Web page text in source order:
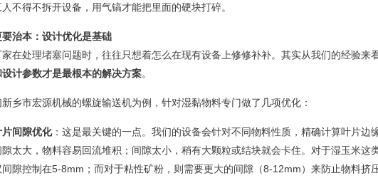
人不得不拆开设备，用气镐才能把里面的硬块打碎。
治本：设计优化是基础
在处理堵塞问题时，往往只想着怎么在现有设备上修修补补。其实从我们的经验来
计参数才是最根本的解决方案。
新乡市宏源机械的螺旋输送机为例，针对湿黏物料专门做了几项优化：
间隙优化：这是最关键的一点。我们的设备会针对不同物料性质，精确计算叶片边
隙太大，物料容易回流堆积；间隙太小，稍有大颗粒或结块就会卡住。对于湿玉米这
隙控制在5-8mm；而对于粘性矿粉，则需要更大的间隙（8-12mm）来防止物料挤压